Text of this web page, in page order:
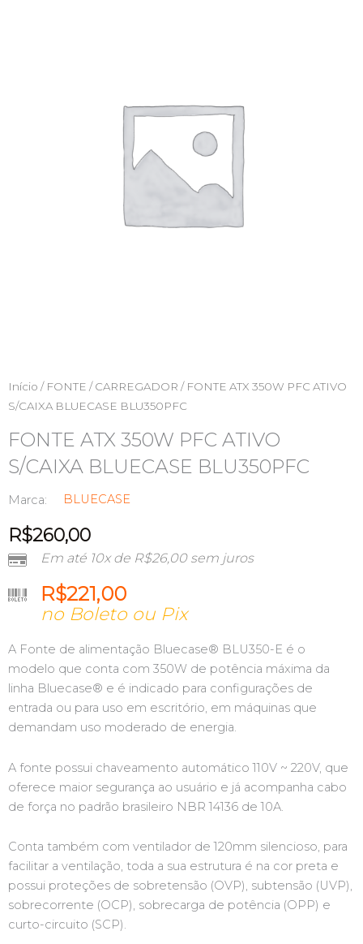
Início / FONTE / CARREGADOR / FONTE ATX 350W PFC ATIVO
S/CAIXA BLUECASE BLU350PFC
FONTE ATX 350W PFC ATIVO
S/CAIXA BLUECASE BLU350PFC
Marca: BLUECASE
R$260,00
Em até 10x de R$26,00sem juros
R$221,00
no Boleto ou Pix
A Fonte de alimentação Bluecase® BLU350-E é o
modelo que conta com 350W de potência máxima da
linha Bluecase® e é indicado para configurações de
entrada ou para uso em escritório, em máquinas que
demandam uso moderado de energia.
A fonte possui chaveamento automático 110V ~ 220V, que
oferece maior segurança ao usuário e já acompanha cabo
de força no padrão brasileiro NBR 14136 de 10A.
Conta também com ventilador de 120mm silencioso, para
facilitar a ventilação, toda a sua estrutura é na cor preta e
possui proteções de sobretensão (OVP), subtensão (UVP),
sobrecorrente (OCP), sobrecarga de potência (OPP) e
curto-circuito (SCP).